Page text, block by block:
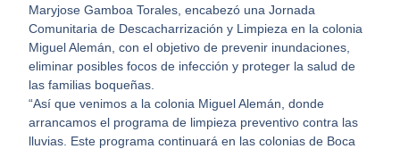
Maryjose Gamboa Torales, encabezó una Jornada
Comunitaria de Descacharrización y Limpieza en la colonia
Miguel Alemán, con el objetivo de prevenir inundaciones,
eliminar posibles focos de infección y proteger la salud de
las familias boqueñas.
“Así que venimos a la colonia Miguel Alemán, donde
arrancamos el programa de limpieza preventivo contra las
lluvias. Este programa continuará en las colonias de Boca